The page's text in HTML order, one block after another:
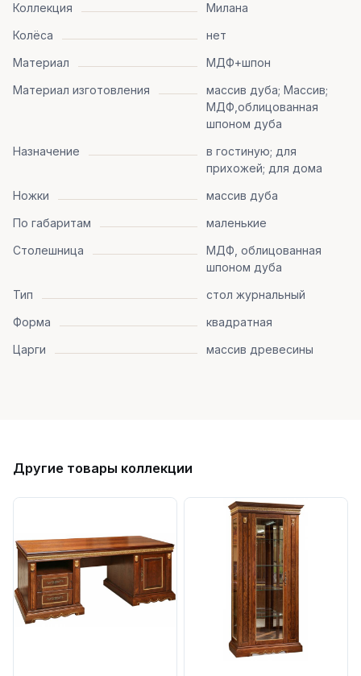
Коллекция
Милана
Колёса
нет
Материал
МДФ+шпон
Материал изготовления
массив дуба; Массив;
МДФ,облицованная
шпоном дуба
Назначение
в гостиную; для
прихожей; для дома
Ножки
массив дуба
По габаритам
маленькие
Столешница
МДФ, облицованная
шпоном дуба
Тип
стол журнальный
Форма
квадратная
Царги
массив древесины
Другие товары коллекции